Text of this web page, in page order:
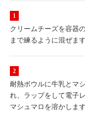
クリームチーズを容器
まで練るように混ぜます
耐熱ボウルに牛乳とマ
れ、ラップをして電子
マシュマロを溶かしま